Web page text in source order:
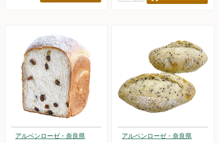
アルペンローゼ・奈良県 アルペンローゼ・奈良県